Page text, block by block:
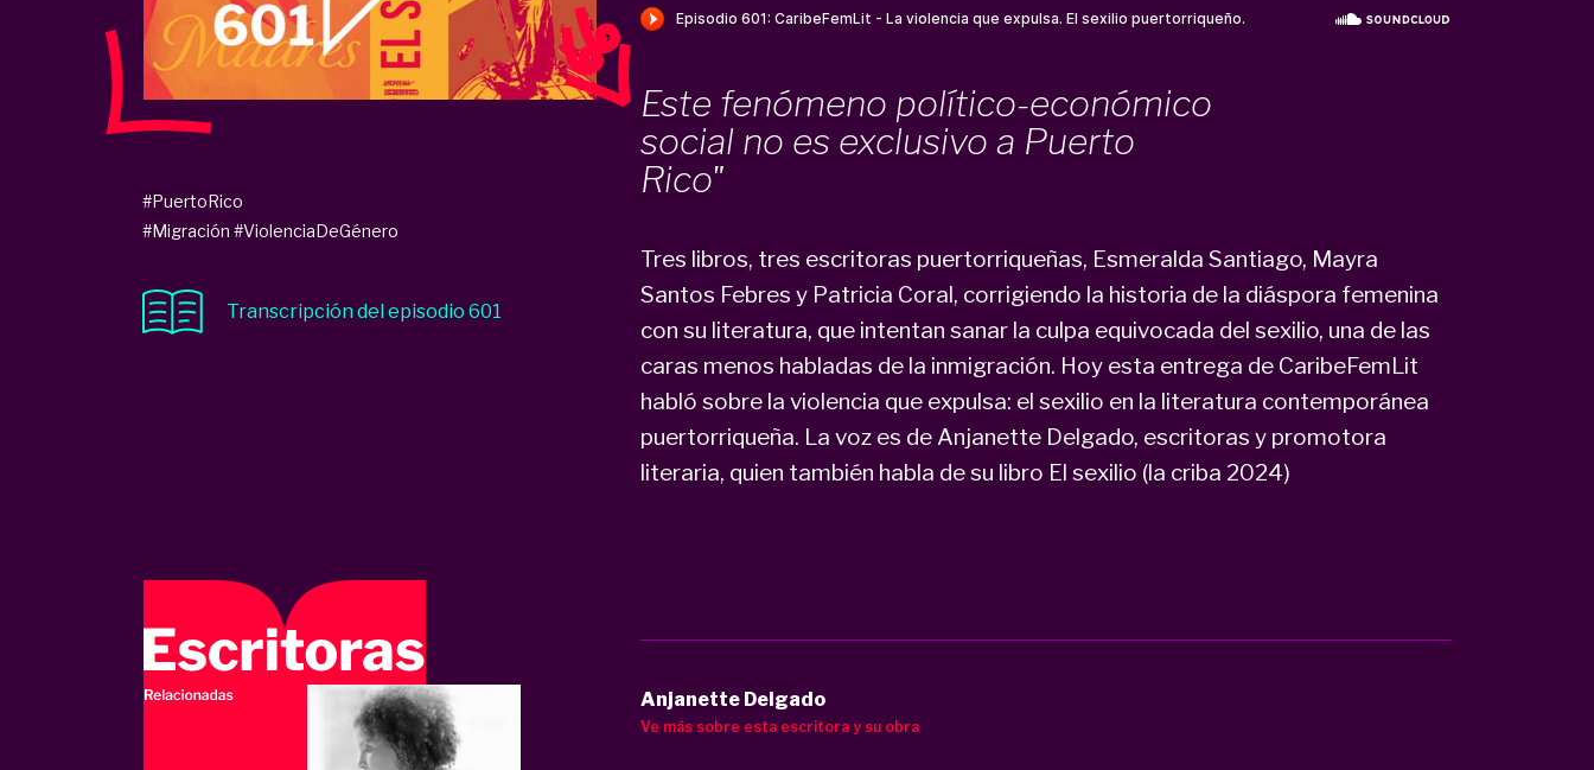
Este fenómeno político-económico
social no es exclusivo a Puerto
Rico"
Tres libros, tres escritoras puertorriqueñas, Esmeralda Santiago, Mayra
Santos Febres y Patricia Coral, corrigiendo la historia de la diáspora femenina
con su literatura, que intentan sanar la culpa equivocada del sexilio, una de las
caras menos habladas de la inmigración. Hoy esta entrega de CaribeFemLit
habló sobre la violencia que expulsa: el sexilio en la literatura contemporánea
puertorriqueña. La voz es de Anjanette Delgado, escritoras y promotora
literaria, quien también habla de su libro El sexilio (la criba 2024)
#PuertoRico
#Migración #ViolenciaDeGénero
Transcripción del episodio 601
Anjanette Delgado
Ve más sobre esta escritora y su obra